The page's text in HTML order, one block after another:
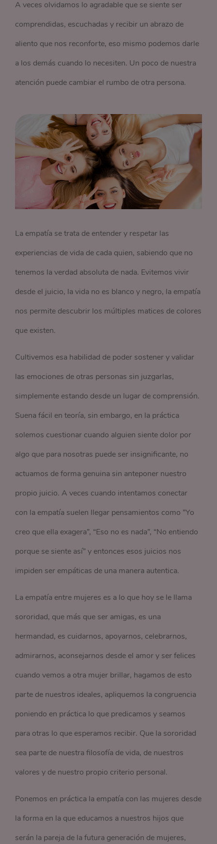
A veces olvidamos lo agradable que se siente ser
comprendidas, escuchadas y recibir un abrazo de
aliento que nos reconforte, eso mismo podemos darle
a los demás cuando lo necesiten. Un poco de nuestra
atención puede cambiar el rumbo de otra persona.
La empatía se trata de entender y respetar las
experiencias de vida de cada quien, sabiendo que no
tenemos la verdad absoluta de nada. Evitemos vivir
desde el juicio, la vida no es blanco y negro, la empatía
nos permite descubrir los múltiples matices de colores
que existen.
Cultivemos esa habilidad de poder sostener y validar
las emociones de otras personas sin juzgarlas,
simplemente estando desde un lugar de comprensión.
Suena fácil en teoría, sin embargo, en la práctica
solemos cuestionar cuando alguien siente dolor por
algo que para nosotras puede ser insignificante, no
actuamos de forma genuina sin anteponer nuestro
propio juicio. A veces cuando intentamos conectar
con la empatía suelen llegar pensamientos como ”Yo
creo que ella exagera”, “Eso no es nada”, “No entiendo
porque se siente así” y entonces esos juicios nos
impiden ser empáticas de una manera autentica.
La empatía entre mujeres es a lo que hoy se le llama
sororidad, que más que ser amigas, es una
hermandad, es cuidarnos, apoyarnos, celebrarnos,
admirarnos, aconsejarnos desde el amor y ser felices
cuando vemos a otra mujer brillar, hagamos de esto
parte de nuestros ideales, apliquemos la congruencia
poniendo en práctica lo que predicamos y seamos
para otras lo que esperamos recibir. Que la sororidad
sea parte de nuestra filosofía de vida, de nuestros
valores y de nuestro propio criterio personal.
Ponemos en práctica la empatía con las mujeres desde
la forma en la que educamos a nuestros hijos que
serán la pareja de la futura generación de mujeres,